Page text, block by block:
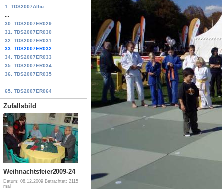
1. TDS2007Albu...
30. TDS2007ER029
31. TDS2007ER030
32. TDS2007ER031
33. TDS2007ER032
34. TDS2007ER033
35. TDS2007ER034
36. TDS2007ER035
65. TDS2007ER064
Zufallsbild
Weihnachtsfeier2009-24
Datum: 08.12.2009 Betrachtet: 2115
mal